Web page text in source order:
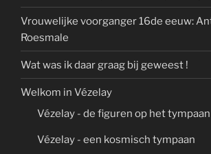
Vrouwelijke voorganger 16de eeuw:
Roesmale
Wat was ik daar graag bij geweest !
Welkom in Vézelay
Vézelay - de figuren op het
Vézelay - een kosmisch tympaan